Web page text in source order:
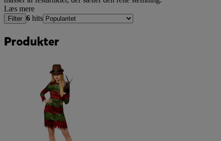
Læs mere
Filter 6 hits
Produkter